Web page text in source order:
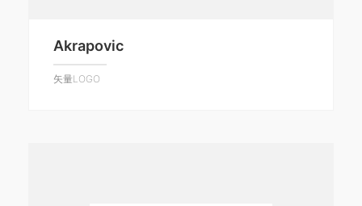
Akrapovic
矢量LOGO